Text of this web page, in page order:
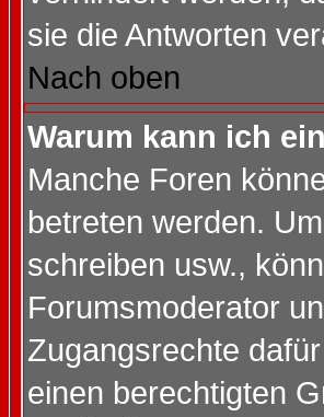
sie die Antworten
Nach oben
Warum kann ich
Manche Foren
betreten werden.
schreiben usw.,
Forumsmoderator
Zugangsrechte
einen berechtigten